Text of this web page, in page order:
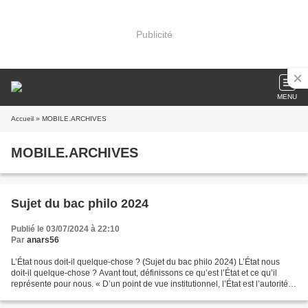
Publicité
MENU
Accueil » MOBILE.ARCHIVES
MOBILE.ARCHIVES
Sujet du bac philo 2024
Publié le 03/07/2024 à 22:10
Par anars56
L’État nous doit-il quelque-chose ? (Sujet du bac philo 2024) L’État nous
doit-il quelque-chose ? Avant tout, définissons ce qu’est l’État et ce qu’il
représente pour nous. « D’un point de vue institutionnel, l’État est l’autorité